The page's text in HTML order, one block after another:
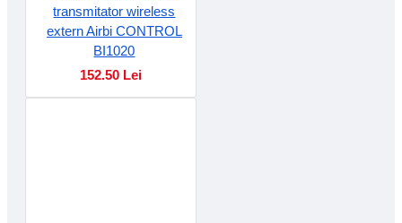
transmitator wireless
extern Airbi CONTROL
BI1020
152.50 Lei